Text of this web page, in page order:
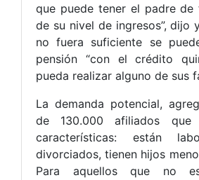
que puede tener el padre
de su nivel de ingresos”, dijo
no fuera suficiente se
pensión “con el crédito
pueda realizar alguno de sus
La demanda potencial,
de 130.000 afiliados que
características: están
divorciados, tienen hijos
Para aquellos que no